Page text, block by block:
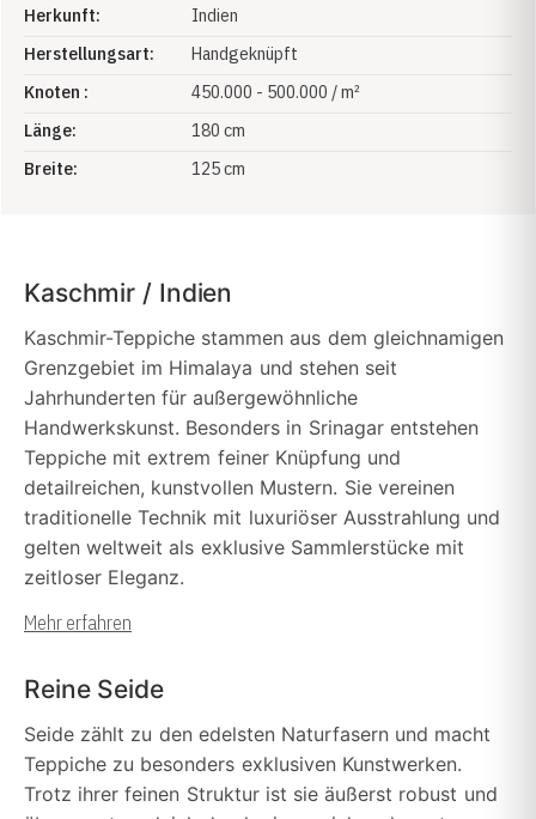
Herkunft:
Indien
Herstellungsart:
Handgeknüpft
Knoten :
450.000 - 500.000 / m²
Länge:
180 cm
Breite:
125 cm
Kaschmir / Indien
Kaschmir-Teppiche stammen aus dem gleichnamigen
Grenzgebiet im Himalaya und stehen seit
Jahrhunderten für außergewöhnliche
Handwerkskunst. Besonders in Srinagar entstehen
Teppiche mit extrem feiner Knüpfung und
detailreichen, kunstvollen Mustern. Sie vereinen
traditionelle Technik mit luxuriöser Ausstrahlung und
gelten weltweit als exklusive Sammlerstücke mit
zeitloser Eleganz.
Mehr erfahren
Reine Seide
Seide zählt zu den edelsten Naturfasern und macht
Teppiche zu besonders exklusiven Kunstwerken.
Trotz ihrer feinen Struktur ist sie äußerst robust und